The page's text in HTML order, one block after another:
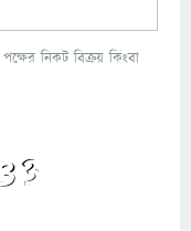
নিকট বিক্রয় কিংবা